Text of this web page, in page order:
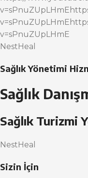
v=sPnuZUpLHmE
NestHeal
Sağlık Yönetimi
Sağlık
Sağlık Turizmi
NestHeal
Sizin İçin